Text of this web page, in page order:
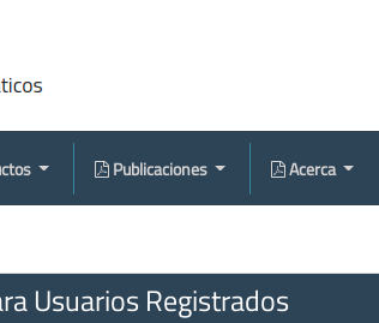
Publicaciones Acerca
Usuarios Registrados